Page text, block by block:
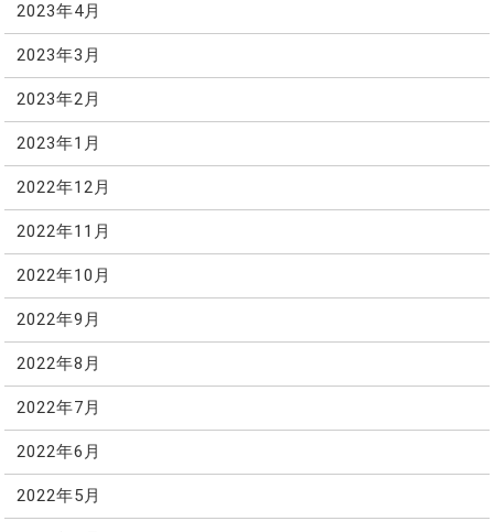
2023年4月
2023年3月
2023年2月
2023年1月
2022年12月
2022年11月
2022年10月
2022年9月
2022年8月
2022年7月
2022年6月
2022年5月